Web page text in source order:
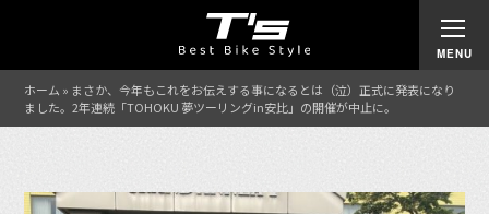
ホーム » まさか、今年もこれをお伝えする事になるとは（泣）正式に発表になり
ました。2年連続「TOHOKU 夢ツーリングin安比」の開催が中止に。